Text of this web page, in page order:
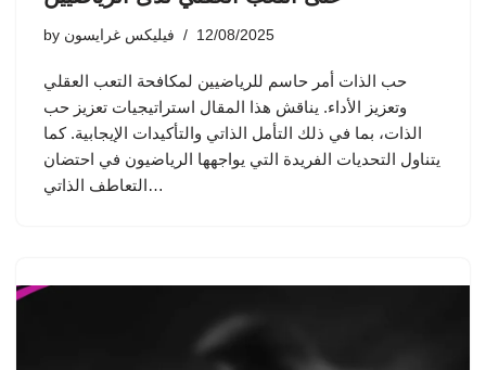
by فيليكس غرايسون 12/08/2025
حب الذات أمر حاسم للرياضيين لمكافحة التعب العقلي
وتعزيز الأداء. يناقش هذا المقال استراتيجيات تعزيز حب
الذات، بما في ذلك التأمل الذاتي والتأكيدات الإيجابية. كما
يتناول التحديات الفريدة التي يواجهها الرياضيون في احتضان
التعاطف الذاتي…